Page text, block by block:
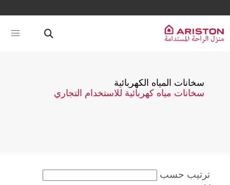
سخانات المياه الكهربائية
سخانات مياه كهربائية للاستخدام التجاري
ترتيب حسب